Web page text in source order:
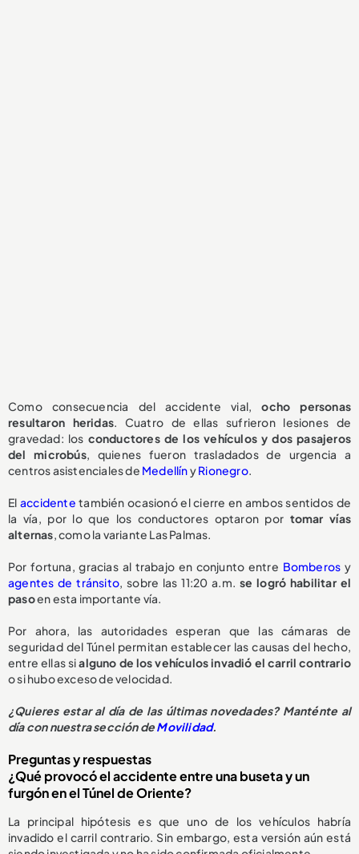
Como consecuencia del accidente vial,ocho personas
resultaron heridas. Cuatro de ellas sufrieron lesiones de
gravedad: los conductores de los vehículos y dos pasajeros
del microbús, quienes fueron trasladados de urgencia a
centros asistenciales de MedellínyRionegro.
El accidente también ocasionó el cierre en ambos sentidos de
la vía, por lo que los conductores optaron por tomar vías
alternas , como la variante Las Palmas.
Por fortuna, gracias al trabajo en conjunto entre Bomberos y
agentes de tránsito , sobre las 11:20 a.m. se logró habilitar el
pasoen esta importante vía.
Por ahora, las autoridades esperan que las cámaras de
seguridad del Túnel permitan establecer las causas del hecho,
entre ellas sialguno de los vehículos invadió el carril contrario
o si hubo exceso de velocidad.
¿Quieres estar al día de las últimas novedades? Manténte al
día con nuestra sección deMovilidad.
Preguntas y respuestas
¿Qué provocó el accidente entre una buseta y un
furgón en el Túnel de Oriente?
La principal hipótesis es que uno de los vehículos habría
invadido el carril contrario. Sin embargo, esta versión aún está